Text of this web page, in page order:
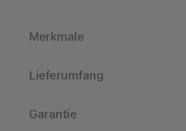
Merkmale
Lieferumfang
Garantie